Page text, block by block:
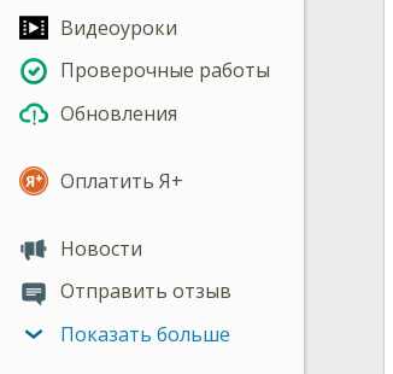
Видеоуроки
Проверочные работы
Обновления
Оплатить Я+
Новости
Отправить отзыв
Показать больше